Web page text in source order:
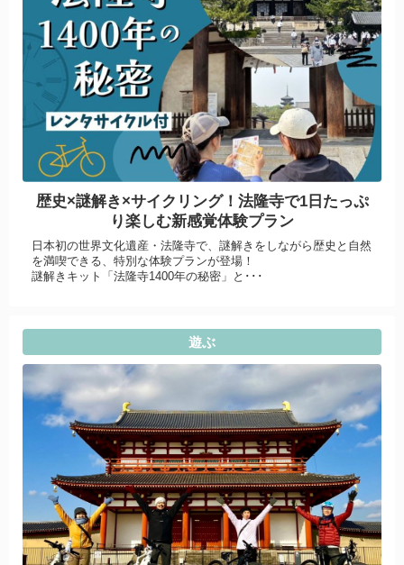
歴史×謎解き×サイクリング！法隆寺で1日たっぷ
り楽しむ新感覚体験プラン
日本初の世界文化遺産・法隆寺で、謎解きをしながら歴史と自然
を満喫できる、特別な体験プランが登場！
謎解きキット「法隆寺1400年の秘密」と･･･
遊ぶ